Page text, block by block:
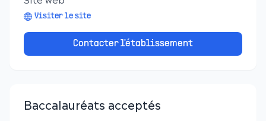
Visiter le site
Contacter l'établissement
Baccalauréats acceptés